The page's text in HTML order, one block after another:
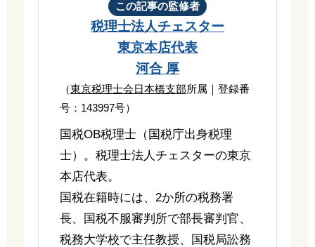
この記事の監修者
税理士法人チェスター
東京本店代表
河合 厚
（東京税理士会日本橋支部所属｜登録番
号：143997号）
国税OB税理士（国税庁出身税理
士）。税理士法人チェスターの東京
本店代表。
国税在籍時には、2か所の税務署
長、国税不服審判所で部長審判官、
税務大学校で主任教授、国税局訟務